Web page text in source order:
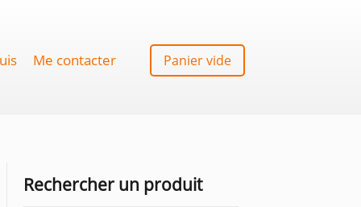
Panier vide
Me contacter
Rechercher un produit